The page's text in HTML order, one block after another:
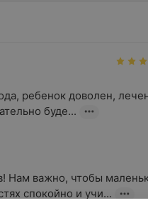
ребенок доволен,
буде...
Нам важно, чтобы
спокойно и учи...